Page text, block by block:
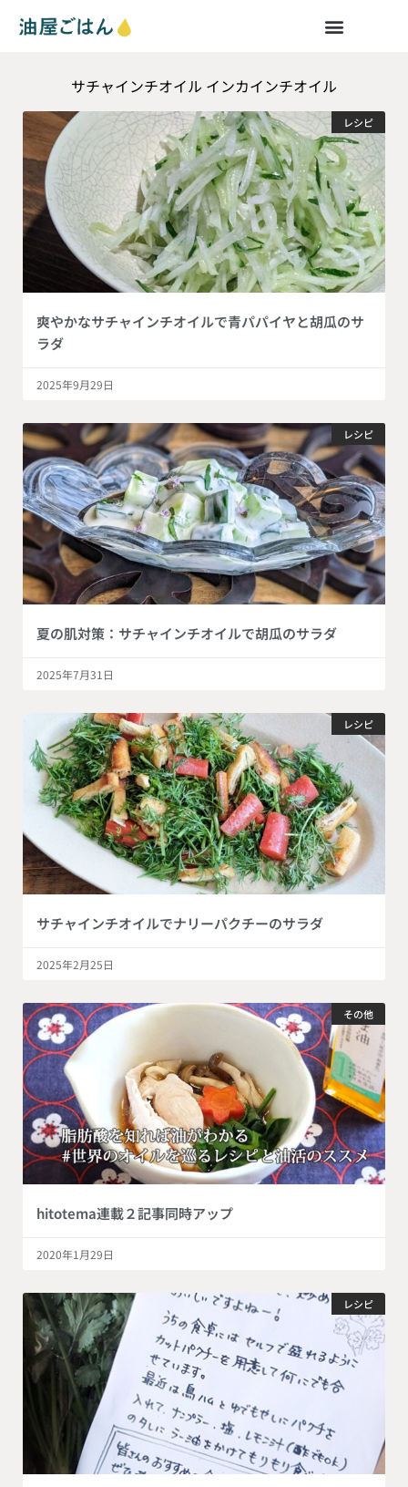
サチャインチオイル インカインチオイル
レシピ
爽やかなサチャインチオイルで青パパイヤと胡瓜のサ
ラダ
2025年9月29日
レシピ
夏の肌対策：サチャインチオイルで胡瓜のサラダ
2025年7月31日
レシピ
サチャインチオイルでナリーパクチーのサラダ
2025年2月25日
その他
hitotema連載２記事同時アップ
2020年1月29日
レシピ